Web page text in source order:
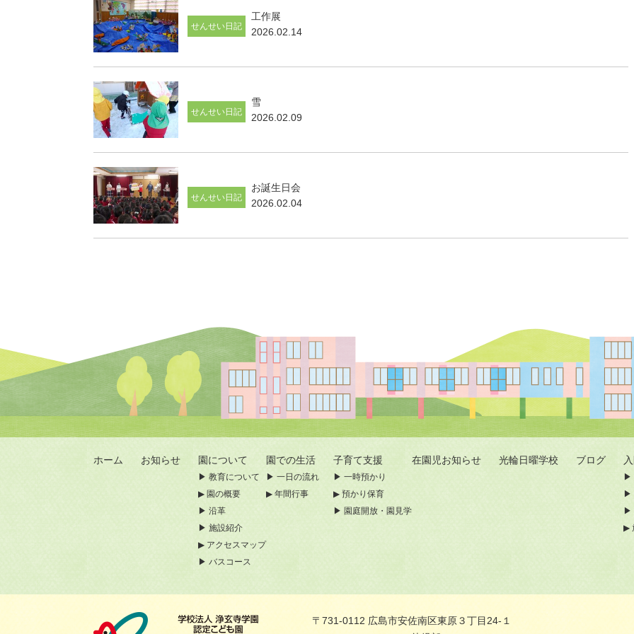
せんせい日記
工作展
2026.02.14
せんせい日記
雪
2026.02.09
せんせい日記
お誕生日会
2026.02.04
ホーム お知らせ 園について 園での生活 子育て支援 在園児お知らせ 光輪日曜学校 ブログ
教育について
園の概要
沿革
施設紹介
アクセスマップ
バスコース
一日の流れ
年間行事
一時預かり
預かり保育
園庭開放・園見学
〒731-0112 広島市安佐南区東原３丁目24-１